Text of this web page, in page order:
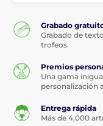
Grabado
Grabado de
trofeos.
Premios
Una gama
personalización
Entrega rápida
Más de 4,000